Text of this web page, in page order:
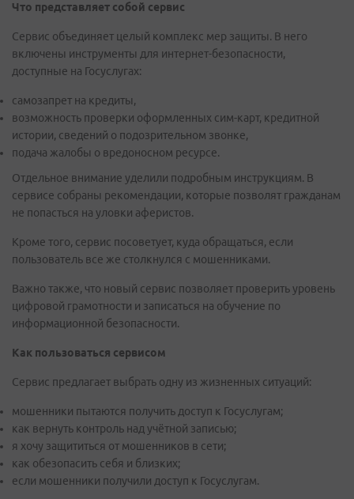
Что представляет собой сервис
Сервис объединяет целый комплекс мер защиты. В него
включены инструменты для интернет-безопасности,
доступные на Госуслугах:
самозапрет на кредиты,
возможность проверки оформленных сим-карт, кредитной
истории, сведений о подозрительном звонке,
подача жалобы о вредоносном ресурсе.
Отдельное внимание уделили подробным инструкциям. В
сервисе собраны рекомендации, которые позволят гражданам
не попасться на уловки аферистов.
Кроме того, сервис посоветует, куда обращаться, если
пользователь все же столкнулся с мошенниками.
Важно также, что новый сервис позволяет проверить уровень
цифровой грамотности и записаться на обучение по
информационной безопасности.
Как пользоваться сервисом
Сервис предлагает выбрать одну из жизненных ситуаций:
мошенники пытаются получить доступ к Госуслугам;
как вернуть контроль над учётной записью;
я хочу защититься от мошенников в сети;
как обезопасить себя и близких;
если мошенники получили доступ к Госуслугам.